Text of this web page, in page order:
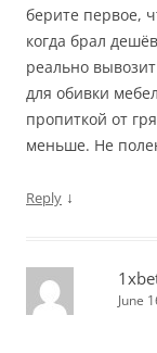
берите первое,
когда брал
реально
для обивки
пропиткой от
меньше. Не
Reply ↓
June